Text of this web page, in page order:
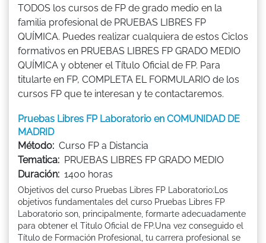
TODOS los cursos de FP de grado medio en la
familia profesional de PRUEBAS LIBRES FP
QUÍMICA. Puedes realizar cualquiera de estos Ciclos
formativos en PRUEBAS LIBRES FP GRADO MEDIO
QUÍMICA y obtener el Título Oficial de FP. Para
titularte en FP, COMPLETA EL FORMULARIO de los
cursos FP que te interesan y te contactaremos.
Pruebas Libres FP Laboratorio en COMUNIDAD DE
MADRID
Método: Curso FP a Distancia
Tematica: PRUEBAS LIBRES FP GRADO MEDIO
Duración: 1400 horas
Objetivos del curso Pruebas Libres FP Laboratorio:Los
objetivos fundamentales del curso Pruebas Libres FP
Laboratorio son, principalmente, formarte adecuadamente
para obtener el Titulo Oficial de FP.Una vez conseguido el
Título de Formación Profesional, tu carrera profesional se